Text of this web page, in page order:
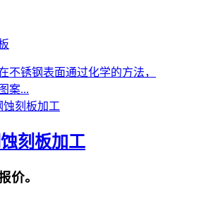
不锈钢表面通过化学的方法，
案...
刻板加工
价。